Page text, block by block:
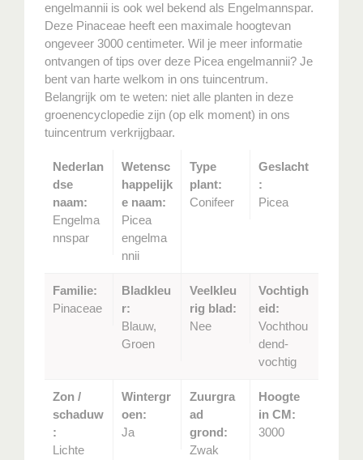
engelmannii is ook wel bekend als Engelmannspar.
Deze Pinaceae heeft een maximale hoogtevan
ongeveer 3000 centimeter. Wil je meer informatie
ontvangen of tips over deze Picea engelmannii? Je
bent van harte welkom in ons tuincentrum.
Belangrijk om te weten: niet alle planten in deze
groenencyclopedie zijn (op elk moment) in ons
tuincentrum verkrijgbaar.
Nederlan
dse
naam:
Engelma
nnspar
Wetensc
happelijk
e naam:
Picea
engelma
nnii
Type
plant:
Conifeer
Geslacht
:
Picea
Familie:
Pinaceae
Bladkleu
r:
Blauw,
Groen
Veelkleu
rig blad:
Nee
Vochtigh
eid:
Vochthou
dend-
vochtig
Zon /
schaduw
:
Lichte
Wintergr
oen:
Ja
Zuurgra
ad
grond:
Zwak
Hoogte
in CM:
3000